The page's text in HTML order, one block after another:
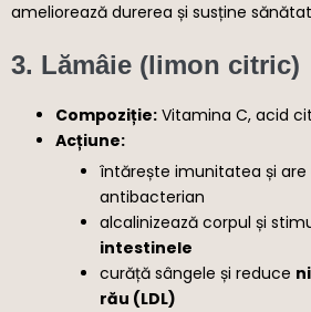
ameliorează durerea și susține
3. Lămâie (limon citric)
Compoziție: Vitamina C, acid
Acțiune:
întărește imunitatea și
antibacterian
alcalinizează corpul și
intestinele
curăță sângele și reduce
rău (LDL)